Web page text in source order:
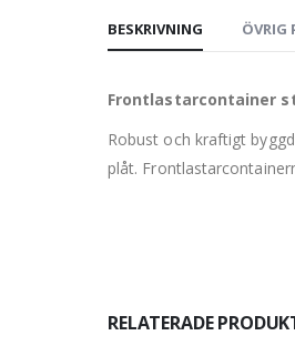
BESKRIVNING ÖVRIG
Frontlastarcontainer
Robust och kraftigt
plåt.
RELATERADE